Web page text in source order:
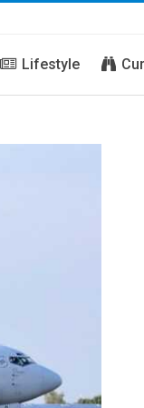
Lifestyle